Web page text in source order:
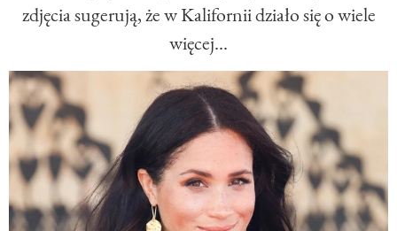
zdjęcia sugerują, że w Kalifornii działo się o wiele
więcej...